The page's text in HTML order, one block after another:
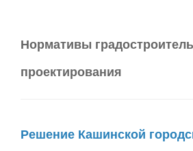
Нормативы
проектирования
Решение Кашинской